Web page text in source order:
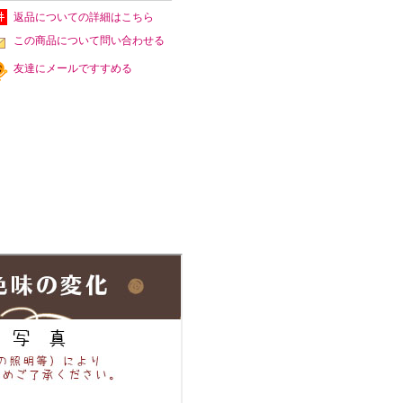
返品についての詳細はこちら
この商品について問い合わせる
友達にメールですすめる